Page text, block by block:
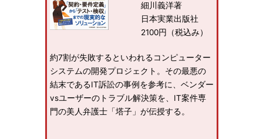
細川義洋著
日本実業出版社
2100円（税込み）
約7割が失敗するといわれるコンピューター
システムの開発プロジェクト。その最悪の
結末であるIT訴訟の事例を参考に、ベンダー
vsユーザーのトラブル解決策を、IT案件専
門の美人弁護士「塔子」が伝授する。